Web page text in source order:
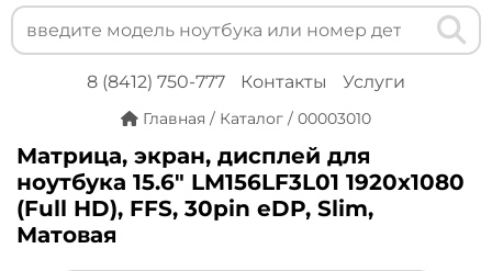
8 (8412) 750-777 Контакты Услуги
Главная / Каталог / 00003010
Матрица, экран, дисплей для
ноутбука 15.6" LM156LF3L01 1920x1080
(Full HD), FFS, 30pin eDP, Slim,
Матовая